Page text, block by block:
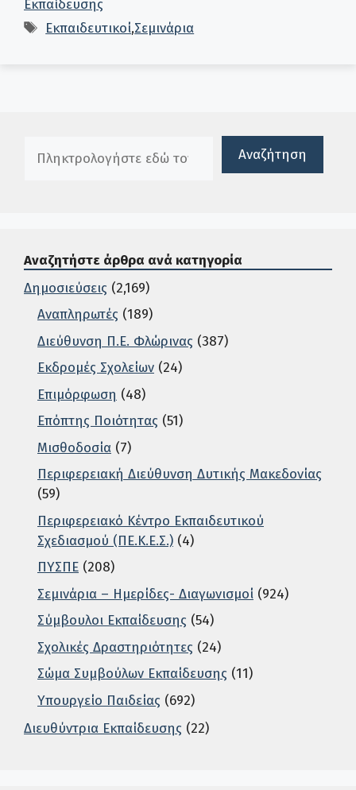
Εκπαίδευσης
Ετικέτες
Εκπαιδευτικοί,Σεμινάρια
Αναζήτηση
Αναζητήστε άρθρα ανά κατηγορία
Δημοσιεύσεις (2,169)
Αναπληρωτές (189)
Διεύθυνση Π.Ε. Φλώρινας (387)
Εκδρομές Σχολείων (24)
Επιμόρφωση (48)
Επόπτης Ποιότητας (51)
Μισθοδοσία (7)
Περιφερειακή Διεύθυνση Δυτικής Μακεδονίας
(59)
Περιφερειακό Κέντρο Εκπαιδευτικού
Σχεδιασμού (ΠΕ.Κ.Ε.Σ.) (4)
ΠΥΣΠΕ (208)
Σεμινάρια – Ημερίδες- Διαγωνισμοί (924)
Σύμβουλοι Εκπαίδευσης (54)
Σχολικές Δραστηριότητες (24)
Σώμα Συμβούλων Εκπαίδευσης (11)
Υπουργείο Παιδείας (692)
Διευθύντρια Εκπαίδευσης (22)